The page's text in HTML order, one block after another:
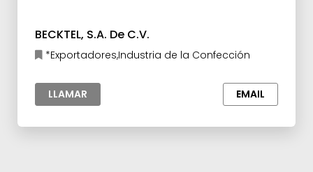
BECKTEL, S.A. De C.V.
*Exportadores,Industria de la Confección
LLAMAR EMAIL